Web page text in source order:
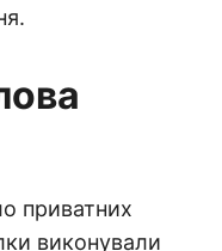
приватних
виконували